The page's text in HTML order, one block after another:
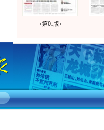
‹第01版›